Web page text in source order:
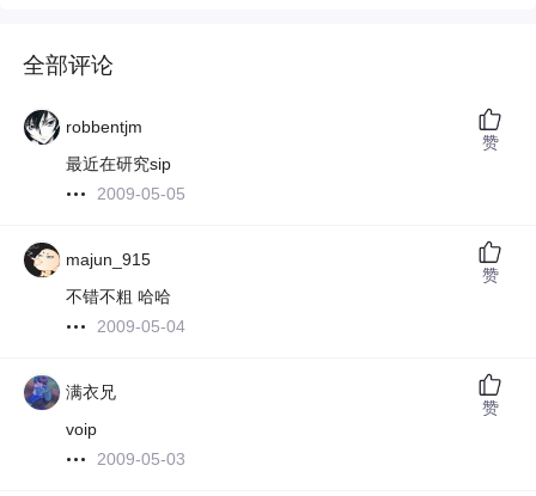
全部评论
robbentjm
最近在研究sip
2009-05-05
赞
majun_915
不错不粗 哈哈
2009-05-04
赞
满衣兄
voip
2009-05-03
赞